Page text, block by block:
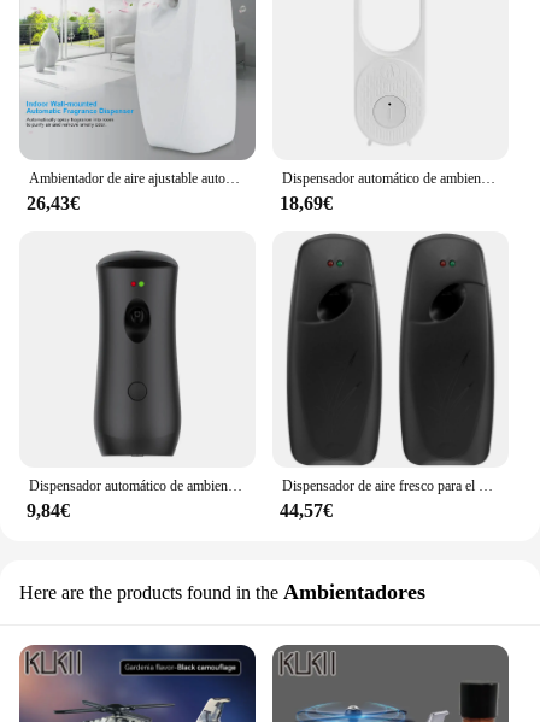
Ambientador de aire ajustable automático para el hogar, dispensador de Aerosol de fragancia, montado en la pared, interior
26,43€
Dispensador automático de ambientador, pulverizador de fragancia programable, montaje en pared, pie libre, 1 unidad
18,69€
9,84€ 44,57€
Here are the products found in the Ambientadores